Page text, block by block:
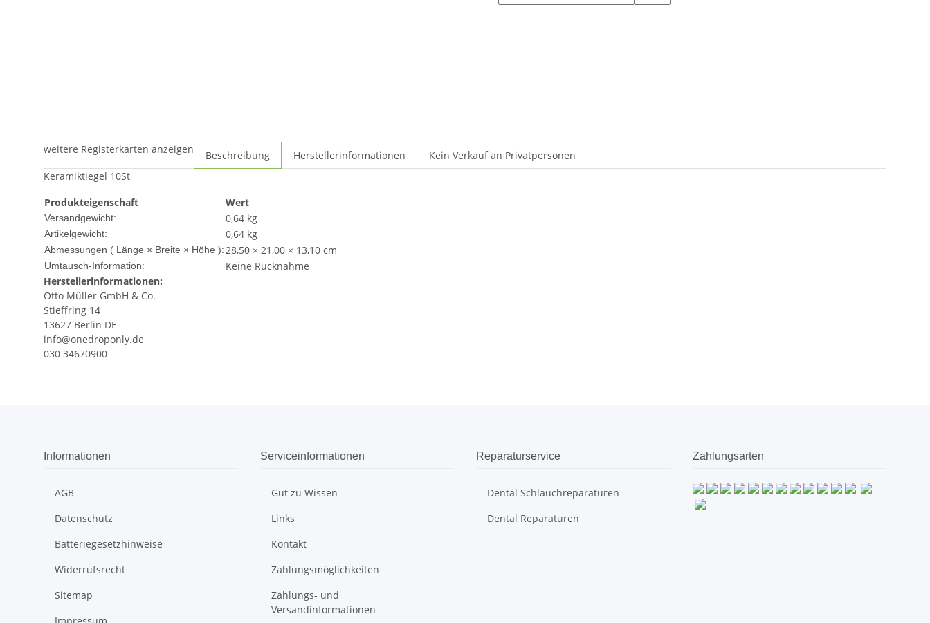
weitere Registerkarten anzeigen Beschreibung Herstellerinformationen
Kein Verkauf an Privatpersonen
Keramiktiegel 10St
Produkteigenschaft
Wert
Versandgewicht: 0,64 kg
Artikelgewicht: 0,64 kg
Abmessungen ( Länge × Breite × Höhe ): 28,50 × 21,00 × 13,10 cm
Umtausch-Information:
Keine Rücknahme
Herstellerinformationen:
Otto Müller GmbH & Co.
Stieffring 14
13627 Berlin DE
info@onedroponly.de
030 34670900
Informationen
AGB
Datenschutz
Batteriegesetzhinweise
Widerrufsrecht
Sitemap
Impressum
Serviceinformationen
Gut zu Wissen
Links
Kontakt
Zahlungsmöglichkeiten
Zahlungs- und
Versandinformationen
Reparaturservice
Dental Schlauchreparaturen
Dental Reparaturen
Zahlungsarten